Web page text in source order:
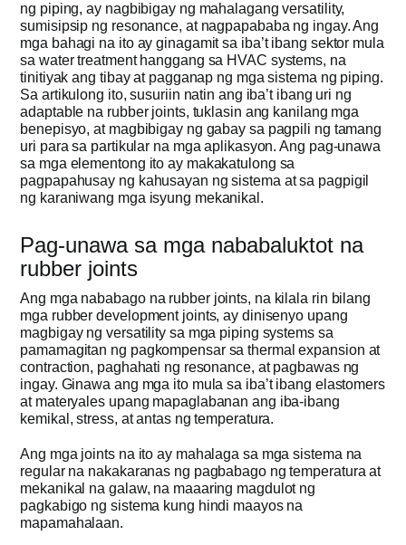
Kumuha ng
ng piping, ay nagbibigay ng mahalagang versatility,
sumisipsip ng resonance, at nagpapababa ng ingay. Ang
mga bahagi na ito ay ginagamit sa iba’t ibang sektor mula
sa water treatment hanggang sa HVAC systems, na
tinitiyak ang tibay at pagganap ng mga sistema ng piping.
Sa artikulong ito, susuriin natin ang iba’t ibang uri ng
adaptable na rubber joints, tuklasin ang kanilang mga
benepisyo, at magbibigay ng gabay sa pagpili ng tamang
uri para sa partikular na mga aplikasyon. Ang pag-unawa
sa mga elementong ito ay makakatulong sa
pagpapahusay ng kahusayan ng sistema at sa pagpigil
ng karaniwang mga isyung mekanikal.
Pag-unawa sa mga nababaluktot na
rubber joints
Ang mga nababago na rubber joints, na kilala rin bilang
mga rubber development joints, ay dinisenyo upang
magbigay ng versatility sa mga piping systems sa
pamamagitan ng pagkompensar sa thermal expansion at
contraction, paghahati ng resonance, at pagbawas ng
ingay. Ginawa ang mga ito mula sa iba’t ibang elastomers
at materyales upang mapaglabanan ang iba-ibang
kemikal, stress, at antas ng temperatura.
Ang mga joints na ito ay mahalaga sa mga sistema na
regular na nakakaranas ng pagbabago ng temperatura at
mekanikal na galaw, na maaaring magdulot ng
pagkabigo ng sistema kung hindi maayos na
mapamahalaan.